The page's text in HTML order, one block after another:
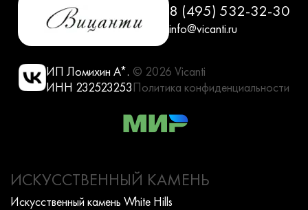
8 (495) 532-32-30
info@vicanti.ru
ИП Ломихин А*.
ИНН 232523253
© 2026 Vicanti
Политика конфиденциальности
ИСКУССТВЕННЫЙ КАМЕНЬ
Искусcтвенный камень White Hills